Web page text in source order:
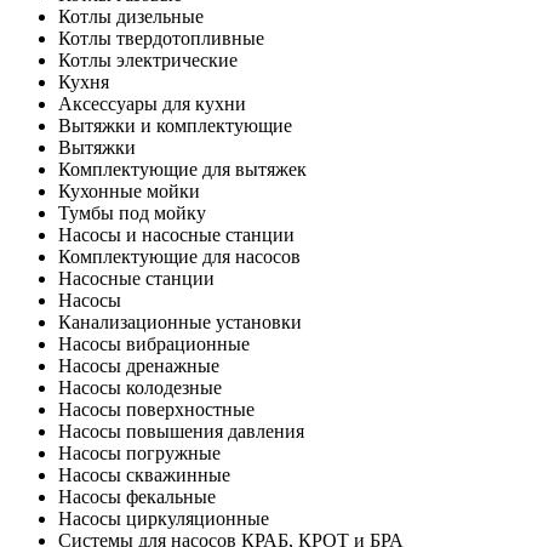
Котлы дизельные
Котлы твердотопливные
Котлы электрические
Кухня
Аксессуары для кухни
Вытяжки и комплектующие
Вытяжки
Комплектующие для вытяжек
Кухонные мойки
Тумбы под мойку
Насосы и насосные станции
Комплектующие для насосов
Насосные станции
Насосы
Канализационные установки
Насосы вибрационные
Насосы дренажные
Насосы колодезные
Насосы поверхностные
Насосы повышения давления
Насосы погружные
Насосы скважинные
Насосы фекальные
Насосы циркуляционные
Системы для насосов КРАБ, КРОТ и БРА